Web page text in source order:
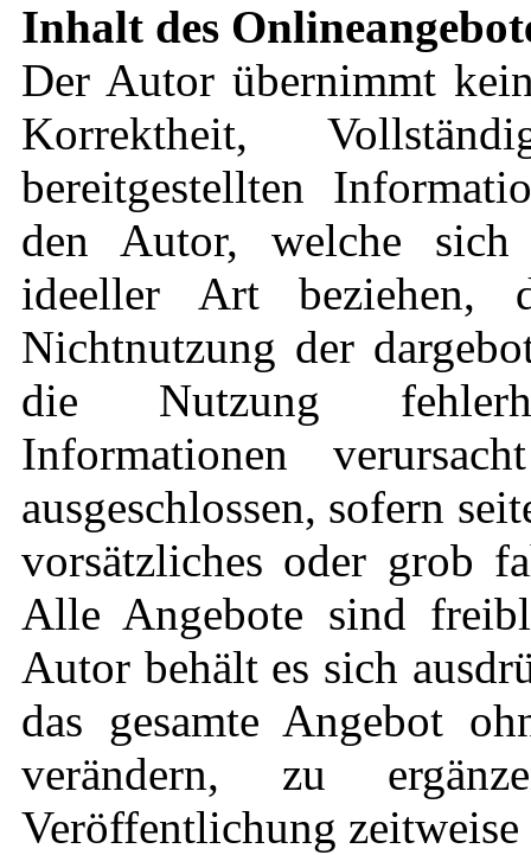
Inhalt des
Der Autor übernimmt
Korrektheit,
bereitgestellten
den Autor, welche sich
ideeller Art beziehen,
Nichtnutzung der
die Nutzung
Informationen
ausgeschlossen, sofern
vorsätzliches oder grob
Alle Angebote sind
Autor behält es sich
das gesamte Angebot
verändern, zu
Veröffentlichung